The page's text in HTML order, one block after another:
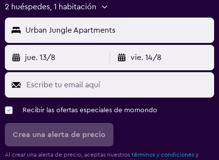
2 huéspedes, 1 habitación
Urban Jungle Apartments
jue. 13/8 vie. 14/8
Recibir las ofertas especiales de momondo
Crea una alerta de precio
Al crear una alerta de precio, aceptas nuestros términos y condiciones y